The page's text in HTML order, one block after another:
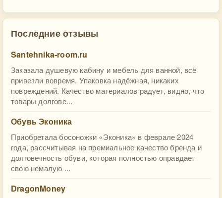
Последние отзывы
Santehnika-room.ru
Заказала душевую кабину и мебель для ванной, всё
привезли вовремя. Упаковка надёжная, никаких
повреждений. Качество материалов радует, видно, что
товары долгове...
Обувь Эконика
Приобретала босоножки «Эконика» в феврале 2024
года, рассчитывая на премиальное качество бренда и
долговечность обуви, которая полностью оправдает
свою немалую ...
DragonMoney